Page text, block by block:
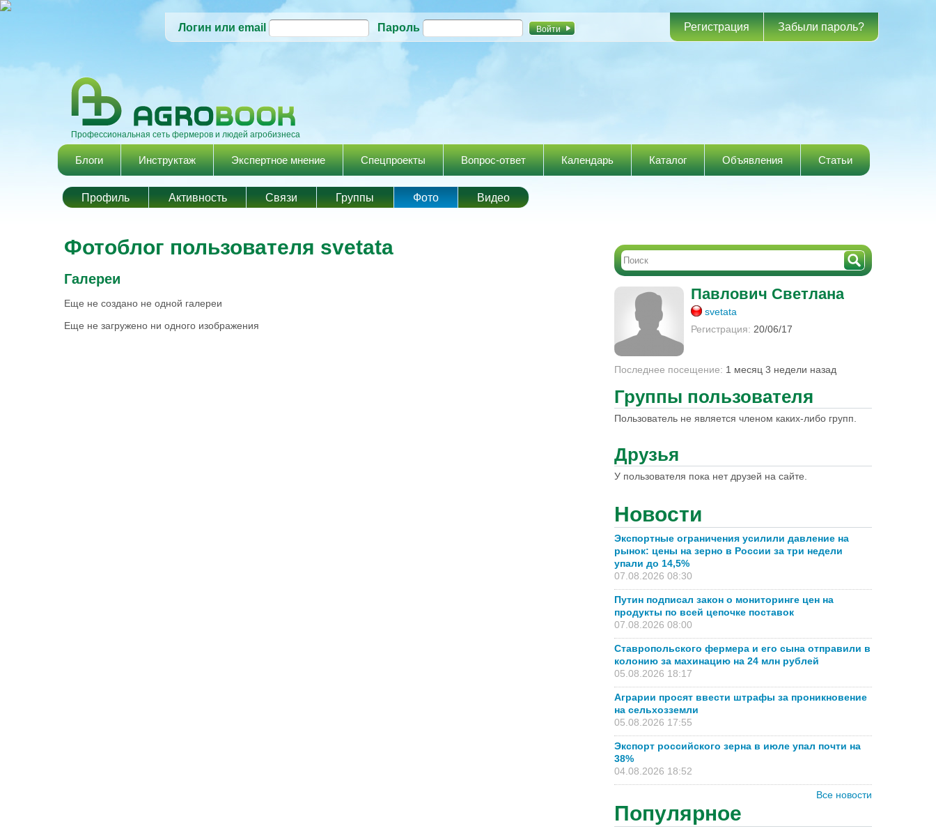
Перейти к
содержанию
Логин или email Пароль Регистрация Забыли пароль?
Профессиональная сеть фермеров и людей агробизнеса
Главное меню
Блоги Инструктаж Экспертное мнение Спецпроекты Вопрос-ответ Календарь Каталог Объявления Статьи
Профиль Активность Cвязи Группы Фото Видео
Фотоблог пользователя svetata
Галереи
Еще не создано не одной галереи
Еще не загружено ни одного изображения
Павлович Светлана
svetata
Регистрация: 20/06/17
Последнее посещение: 1 месяц 3 недели назад
Группы пользователя
Пользователь не является членом каких-либо групп.
Друзья
У пользователя пока нет друзей на сайте.
Новости
Экспортные ограничения усилили давление на
рынок: цены на зерно в России за три недели
упали до 14,5%
07.08.2026 08:30
Путин подписал закон о мониторинге цен на
продукты по всей цепочке поставок
07.08.2026 08:00
Ставропольского фермера и его сына отправили в
колонию за махинацию на 24 млн рублей
05.08.2026 18:17
Аграрии просят ввести штрафы за проникновение
на сельхозземли
05.08.2026 17:55
Экспорт российского зерна в июле упал почти на
38%
04.08.2026 18:52
Все новости
Популярное